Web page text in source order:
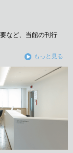
など、当館の刊行
もっと見る